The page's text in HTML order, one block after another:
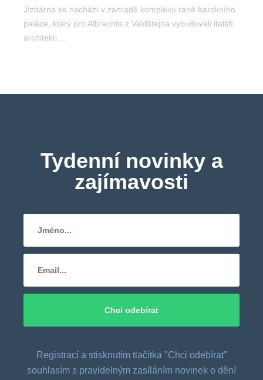
Jízdárna se nachází v zahradě komplexu raně barokního
paláce, který pro Albrechta z Valdštejna vybudovali italští
architekti ...
Tydenní novinky a
zajímavosti
Registrací a stisknutím tlačítka "Chci odebírat"
souhlasím s pravidelným zasíláním novinek o dění